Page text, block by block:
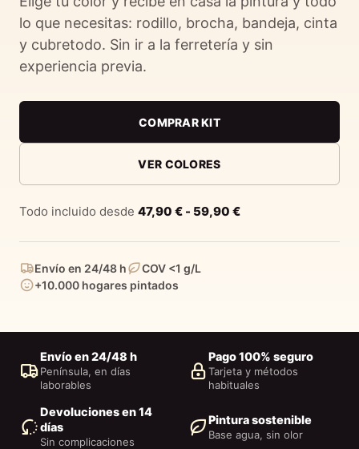
lo que necesitas: rodillo, brocha, bandeja, cinta
y cubretodo. Sin ir a la ferretería y sin
experiencia previa.
COMPRAR KIT
VER COLORES
Todo incluido desde 47,90 € - 59,90 €
Envío en 24/48 h
COV <1 g/L
+10.000 hogares pintados
Envío en 24/48 h
Península, en días
laborables
Pago 100% seguro
Tarjeta y métodos
habituales
Devoluciones en 14
días
Sin complicaciones
Pintura sostenible
Base agua, sin olor